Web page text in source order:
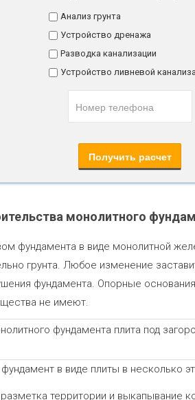
Анализ грунта
Устройство дренажа
Разводка канализации
Устройство ливневой
монолитного
фундамента в виде монолитной
грунта. Любое изменение
фундамента. Опорные
не имеют.
в виде плиты в несколько
территории и выкапывание